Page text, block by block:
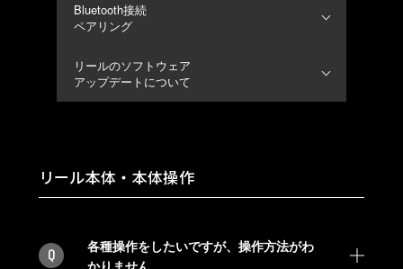
Bluetooth接続
ペアリング
リールのソフトウェア
アップデートについて
リール本体・本体操作
Q
各種操作をしたいですが、操作方法がわ
かりません。